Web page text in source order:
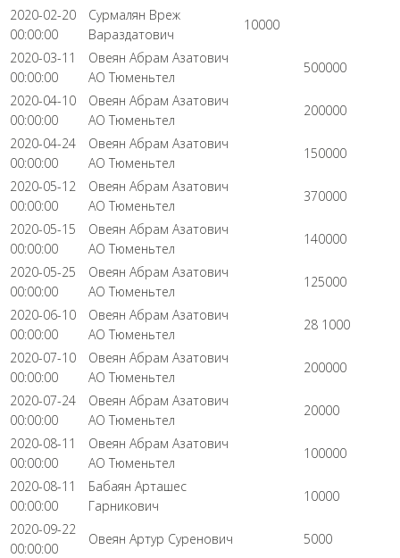
2020-02-20
00:00:00
Сурмалян Вреж
Вараздатович
10000
2020-03-11
00:00:00
Овеян Абрам Азатович
АО Тюменьтел
500000
2020-04-10
00:00:00
Овеян Абрам Азатович
АО Тюменьтел
200000
2020-04-24
00:00:00
Овеян Абрам Азатович
АО Тюменьтел
150000
2020-05-12
00:00:00
Овеян Абрам Азатович
АО Тюменьтел
370000
2020-05-15
00:00:00
Овеян Абрам Азатович
АО Тюменьтел
140000
2020-05-25
00:00:00
Овеян Абрам Азатович
АО Тюменьтел
125000
2020-06-10
00:00:00
Овеян Абрам Азатович
АО Тюменьтел
28 1000
2020-07-10
00:00:00
Овеян Абрам Азатович
АО Тюменьтел
200000
2020-07-24
00:00:00
Овеян Абрам Азатович
АО Тюменьтел
20000
2020-08-11
00:00:00
Овеян Абрам Азатович
АО Тюменьтел
100000
2020-08-11
00:00:00
Бабаян Арташес
Гарникович
10000
2020-09-22
00:00:00
Овеян Артур Суренович
5000